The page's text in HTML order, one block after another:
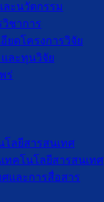
ละนวัตกรรม
ชาการ
ยดโครงการวิจัย
ละทุนวิจัย
ร่
ลยีสารสนเทศ
ทคโนโลยีสารสนเทศ
และการสื่อสาร